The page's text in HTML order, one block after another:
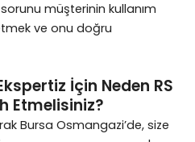
müşterinin kullanım
ve onu doğru
İçin Neden RS
Etmelisiniz?
Bursa Osmangazi’de, size